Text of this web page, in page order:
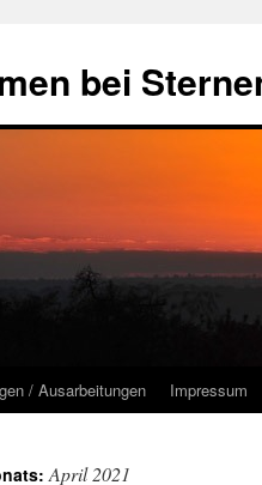
bei
/ Ausarbeitungen Impressum
April 2021